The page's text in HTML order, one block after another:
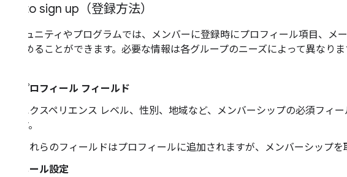
How to sign up（登録方法）
各コミュニティやプログラムでは、メンバーに登録時にプロフィール項目、メ
力を求めることができます。必要な情報は各グループのニーズによって異なり
プロフィール フィールド
エクスペリエンス レベル、性別、地域など、メンバーシップの必須フィ
す。
これらのフィールドはプロフィールに追加されますが、メンバーシップを
メール設定